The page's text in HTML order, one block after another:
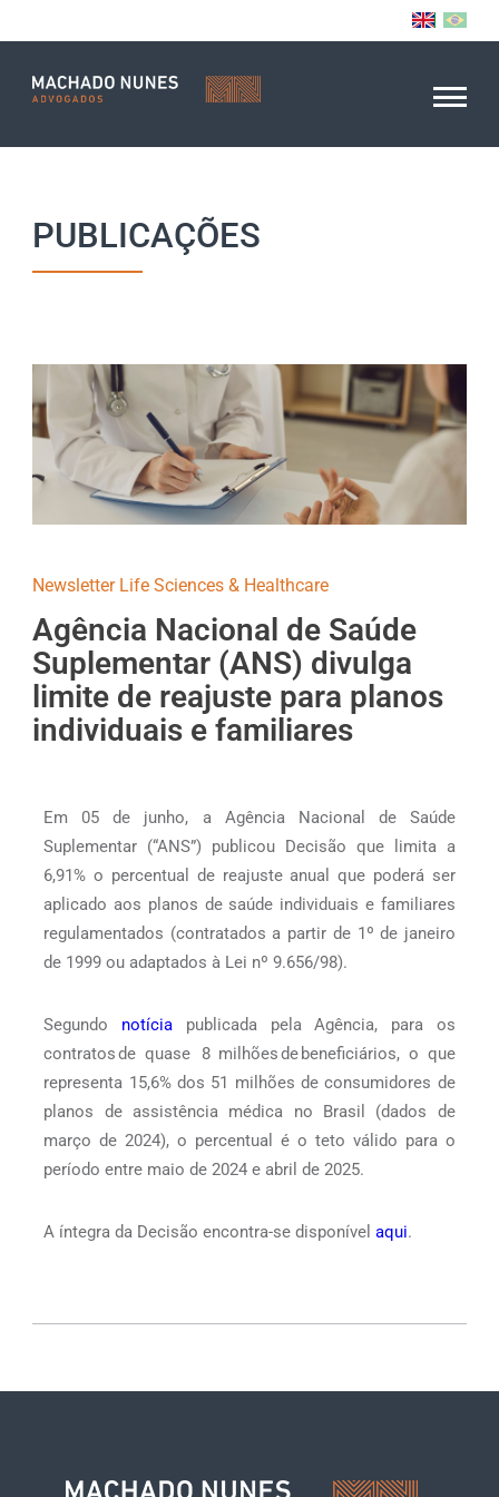
PUBLICAÇÕES
Newsletter Life Sciences & Healthcare
Agência Nacional de Saúde
Suplementar (ANS) divulga
limite de reajuste para planos
individuais e familiares
Em 05 de junho, a Agência Nacional de Saúde
Suplementar (“ANS”) publicou Decisão que limita a
6,91% o percentual de reajuste anual que poderá ser
aplicado aos planos de saúde individuais e familiares
regulamentados (contratados a partir de 1º de janeiro
de 1999 ou adaptados à Lei nº 9.656/98).
Segundo notíciapublicada pela Agência, para os
contratos de quase 8 milhões de beneficiários, o que
representa 15,6% dos 51 milhões de consumidores de
planos de assistência médica no Brasil (dados de
março de 2024), o percentual é o teto válido para o
período entre maio de 2024 e abril de 2025.
A íntegra da Decisão encontra-se disponívelaqui.